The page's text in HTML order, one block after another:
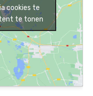
cookies te
te tonen